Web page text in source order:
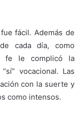
fácil. Además de
cada día, como
fe le complicó la
vocacional. Las
con la suerte y
como intensos.